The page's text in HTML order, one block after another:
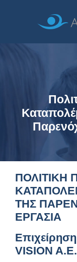
ΠΟΛΙΤΙΚΗ
ΤΗΣ
ΕΡΓΑΣΙΑ
VISION A.E.